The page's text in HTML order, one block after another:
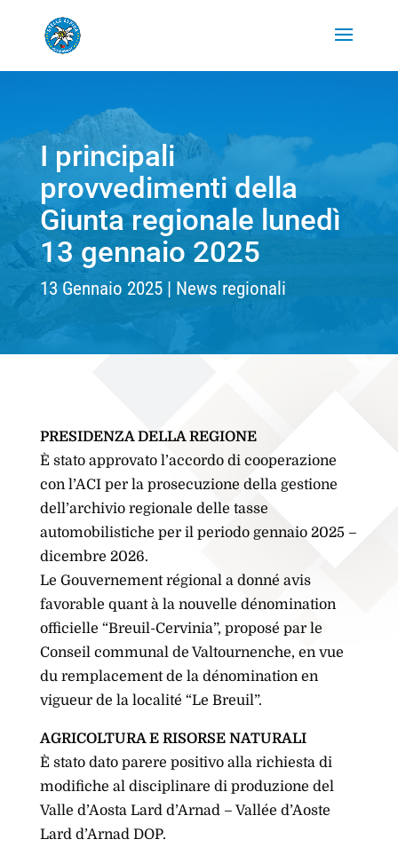
I principali
provvedimenti della
Giunta regionale lunedì
13 gennaio 2025
13 Gennaio 2025 News regionali
PRESIDENZA DELLA REGIONE
È stato approvato l’accordo di cooperazione
con l’ACI per la prosecuzione della gestione
dell’archivio regionale delle tasse
automobilistiche per il periodo gennaio 2025 –
dicembre 2026.
Le Gouvernement régional a donné avis
favorable quant à la nouvelle dénomination
officielle “Breuil-Cervinia”, proposé par le
Conseil communal de Valtournenche, en vue
du remplacement de la dénomination en
vigueur de la localité “Le Breuil”.
AGRICOLTURA E RISORSE NATURALI
È stato dato parere positivo alla richiesta di
modifiche al disciplinare di produzione del
Valle d’Aosta Lard d’Arnad – Vallée d’Aoste
Lard d’Arnad DOP.